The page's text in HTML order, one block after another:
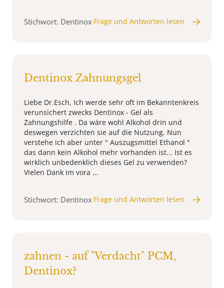
Stichwort: Dentinox Frage und Antworten lesen
Dentinox Zahnungsgel
Liebe Dr.Esch, Ich werde sehr oft im Bekanntenkreis
verunsichert zwecks Dentinox - Gel als
Zahnungshilfe . Da wäre wohl Alkohol drin und
deswegen verzichten sie auf die Nutzung. Nun
verstehe ich aber unter " Auszugsmittel Ethanol "
das dann kein Alkohol mehr vorhanden ist... Ist es
wirklich unbedenklich dieses Gel zu verwenden?
Vielen Dank im vora ...
Stichwort: Dentinox Frage und Antworten lesen
zahnen - auf "Verdacht" PCM,
Dentinox?